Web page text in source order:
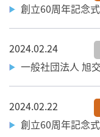
創立60周年記念
2024.02.24
一般社団法人 旭
2024.02.22
創立60周年記念